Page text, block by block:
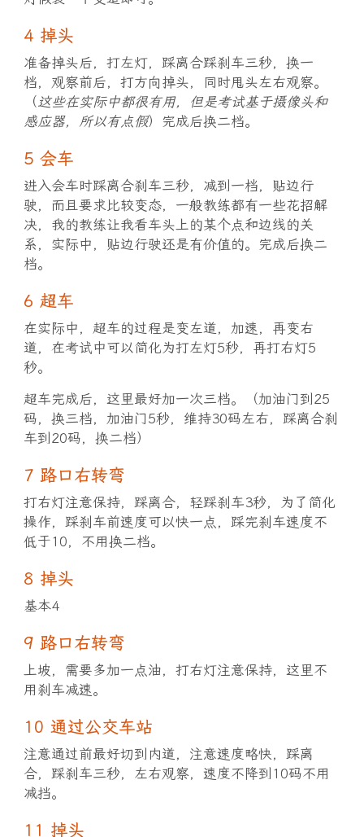
4 掉头
准备掉头后，打左灯，踩离合踩刹车三秒，换一
档，观察前后，打方向掉头，同时甩头左右观察。
（这些在实际中都很有用，但是考试基于摄像头和
感应器，所以有点假）完成后换二档。
5 会车
进入会车时踩离合刹车三秒，减到一档，贴边行
驶，而且要求比较变态，一般教练都有一些花招解
决，我的教练让我看车头上的某个点和边线的关
系，实际中，贴边行驶还是有价值的。完成后换二
档。
6 超车
在实际中，超车的过程是变左道，加速，再变右
道，在考试中可以简化为打左灯5秒，再打右灯5
秒。
超车完成后，这里最好加一次三档。（加油门到25
码，换三档，加油门5秒，维持30码左右，踩离合刹
车到20码，换二档）
7 路口右转弯
打右灯注意保持，踩离合，轻踩刹车3秒，为了简化
操作，踩刹车前速度可以快一点，踩完刹车速度不
低于10，不用换二档。
8 掉头
基本4
9 路口右转弯
上坡，需要多加一点油，打右灯注意保持，这里不
用刹车减速。
10 通过公交车站
注意通过前最好切到内道，注意速度略快，踩离
合，踩刹车三秒，左右观察，速度不降到10码不用
减挡。
11 掉头